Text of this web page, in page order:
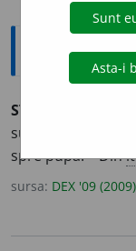
STRAI
susține un
spre pupă. – Din
sursa: DEX '09 (2009)